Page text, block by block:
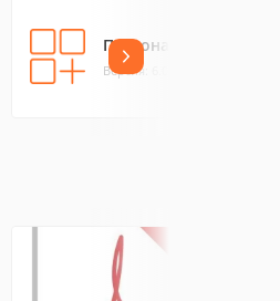
Персонал Бизнес
Версия: 6.03 (5.58 МБ)